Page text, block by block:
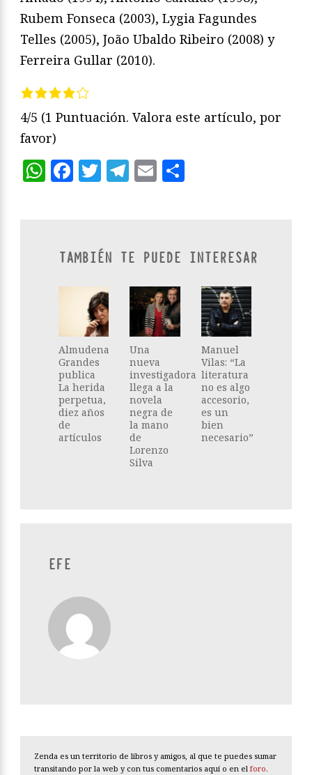
Rubem Fonseca (2003), Lygia Fagundes
Telles (2005), João Ubaldo Ribeiro (2008) y
Ferreira Gullar (2010).
4/5 (1 Puntuación. Valora este artículo, por
favor)
WhatsApp
Facebook
Twitter
Telegram
Email
TAMBIÉN TE PUEDE INTERESAR
Almudena
Grandes
publica
La herida
perpetua,
diez años
de
artículos
Una
nueva
investigadora
llega a la
novela
negra de
la mano
de
Lorenzo
Silva
Manuel
Vilas: “La
literatura
no es algo
accesorio,
es un
bien
necesario”
EFE
Zenda es un territorio de libros y amigos, al que te puedes sumar
transitando por la web y con tus comentarios aquí o en el foro.